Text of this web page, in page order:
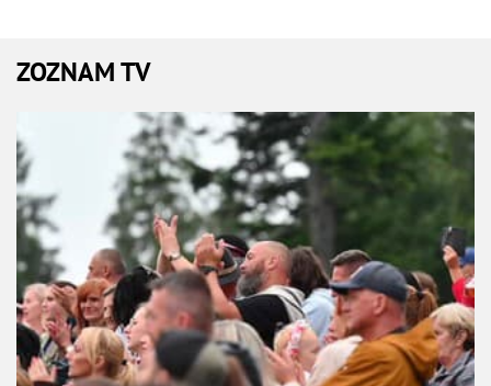
ZOZNAM TV